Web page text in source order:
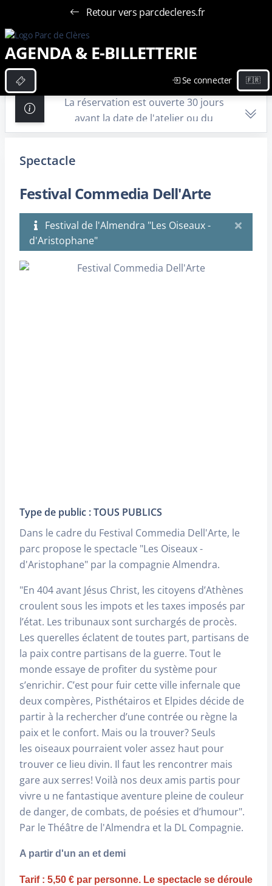
Retour vers parcdecleres.fr
AGENDA & E-BILLETTERIE
Se connecter
La réservation est ouverte 30 jours
avant la date de l'atelier ou du
spectacle. Vous devez vous
Spectacle
Festival Commedia Dell'Arte
Festival de l'Almendra "Les Oiseaux -
d'Aristophane"
Type de public : TOUS PUBLICS
Dans le cadre du Festival Commedia Dell'Arte, le
parc propose le spectacle "Les Oiseaux -
d'Aristophane" par la compagnie Almendra.
"En 404 avant Jésus Christ, les citoyens d’Athènes
croulent sous les impots et les taxes imposés par
l’état. Les tribunaux sont surchargés de procès.
Les querelles éclatent de toutes part, partisans de
la paix contre partisans de la guerre. Tout le
monde essaye de profiter du système pour
s’enrichir. C’est pour fuir cette ville infernale que
deux compères, Pisthétairos et Elpides décide de
partir à la rechercher d’une contrée ou règne la
paix et le confort. Mais ou la trouver? Seuls
les oiseaux pourraient voler assez haut pour
trouver ce lieu divin. Il faut les rencontrer mais
gare aux serres! Voilà nos deux amis partis pour
vivre u ne fantastique aventure pleine de couleur
de danger, de combats, de poésies et d’humour".
Par le Théâtre de l'Almendra et la DL Compagnie.
A partir d'un an et demi
Tarif : 5,50 € par personne. Le spectacle se déroule